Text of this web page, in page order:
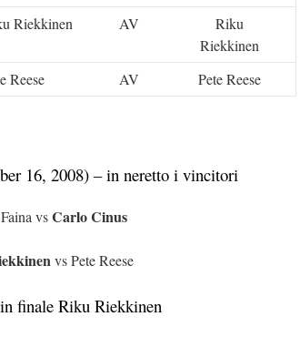
Riekkinen AV
Riku
Riekkinen
Reese AV Pete Reese
16, 2008) – in neretto i vincitori
vsCarlo Cinus
vs Pete Reese
finale Riku Riekkinen